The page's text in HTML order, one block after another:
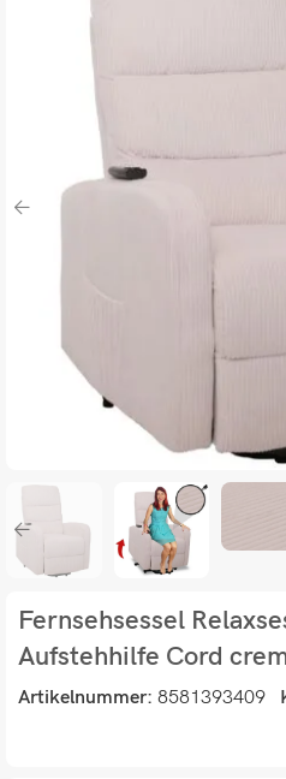
Fernsehsessel
Aufstehhilfe Cord
Artikelnummer: 8581393409